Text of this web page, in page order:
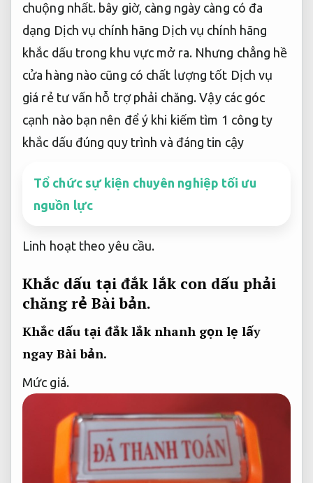
chuộng nhất. bây giờ, càng ngày càng có đa
dạng Dịch vụ chính hãng Dịch vụ chính hãng
khắc dấu trong khu vực mở ra. Nhưng chẳng hề
cửa hàng nào cũng có chất lượng tốt Dịch vụ
giá rẻ tư vấn hỗ trợ phải chăng. Vậy các góc
cạnh nào bạn nên để ý khi kiếm tìm 1 công ty
khắc dấu đúng quy trình và đáng tin cậy
Tổ chức sự kiện chuyên nghiệp tối ưu
nguồn lực
Linh hoạt theo yêu cầu.
Khắc dấu tại đắk lắk con dấu phải
chăng rẻ Bài bản.
Khắc dấu tại đắk lắk nhanh gọn lẹ lấy
ngay Bài bản.
Mức giá.